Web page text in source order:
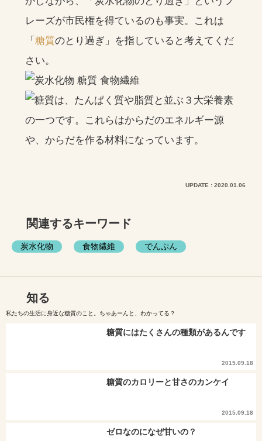
レーズが市民権を得ているのも事実。これは
「 糖質のとり過ぎ」を指していると考えてくだ
さい。
UPDATE : 2020.01.06
関連するキーワード
炭水化物 食物繊維 でんぷん
知る
私たちの生活に身近な糖質のこと。ちゃあーんと、わかってる？
糖質にはたくさんの種類があるんです
2015.09.18
糖質のカロリーと甘さのカンケイ
2015.09.18
ゼロなのになぜ甘いの？